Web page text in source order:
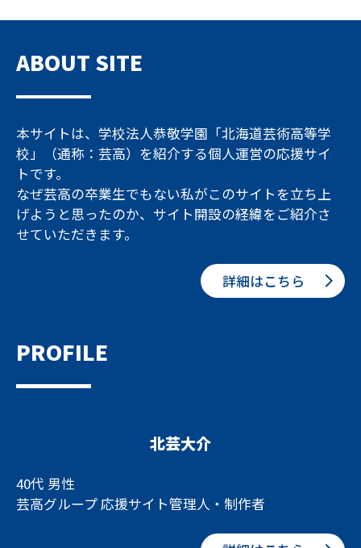
ABOUT SITE
本サイトは、学校法人恭敬学園「北海道芸術高等学
校」（通称：芸高）を紹介する個人運営の応援サイ
トです。
なぜ芸高の卒業生でもない私がこのサイトを立ち上
げようと思ったのか、サイト開設の経緯をご紹介さ
せていただきます。
詳細はこちら
PROFILE
北芸大介
40代 男性
芸高グループ 応援サイト管理人・制作者